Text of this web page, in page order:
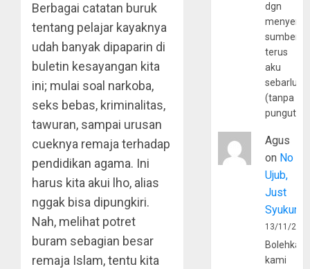
Berbagai catatan buruk
tentang pelajar kayaknya
udah banyak dipaparin di
buletin kesayangan kita
ini; mulai soal narkoba,
seks bebas, kriminalitas,
tawuran, sampai urusan
cueknya remaja terhadap
pendidikan agama. Ini
harus kita akui lho, alias
nggak bisa dipungkiri.
Nah, melihat potret
buram sebagian besar
remaja Islam, tentu kita
dgn
sumber
terus
aku
(tanpa
Agus
on No
Ujub,
Just
Syukur
13/11/
Bolehkah
kami